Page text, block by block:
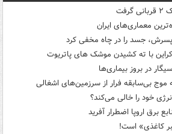
معماری‌های ایران
جسد را در چاه مخفی کرد
با ته کشیدن موشک های پاتریوت
در بروز بیماری‌ها
موج بی‌سابقه فرار از سرزمین‌های اشغالی
خود را خالی می‌کند؟
برق اروپا اضطرار آفرید
کاغذی» است!